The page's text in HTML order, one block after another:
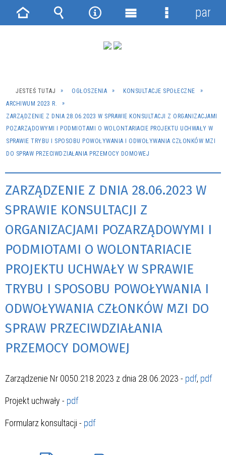
JESTEŚ TUTAJ OGŁOSZENIA
KONSULTACJE SPOŁECZNE
ARCHIWUM 2023 R.
ZARZĄDZENIE Z DNIA 28.06.2023 W SPRAWIE KONSULTACJI Z ORGANIZACJAMI
POZARZĄDOWYMI I PODMIOTAMI O WOLONTARIACIE PROJEKTU UCHWAŁY W
SPRAWIE TRYBU I SPOSOBU POWOŁYWANIA I ODWOŁYWANIA CZŁONKÓW MZI
DO SPRAW PRZECIWDZIAŁANIA PRZEMOCY DOMOWEJ
ZARZĄDZENIE Z DNIA 28.06.2023 W
SPRAWIE KONSULTACJI Z
ORGANIZACJAMI POZARZĄDOWYMI I
PODMIOTAMI O WOLONTARIACIE
PROJEKTU UCHWAŁY W SPRAWIE
TRYBU I SPOSOBU POWOŁYWANIA I
ODWOŁYWANIA CZŁONKÓW MZI DO
SPRAW PRZECIWDZIAŁANIA
PRZEMOCY DOMOWEJ
Zarządzenie Nr 0050.218.2023 z dnia 28.06.2023 - pdf, pdf
Projekt uchwały - pdf
Formularz konsultacji - pdf
Strona Wyszukiwarka
NarzędziaMenu
Menu
panel